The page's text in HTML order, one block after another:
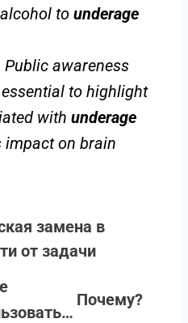
to underage
Public awareness
to highlight
with underage
on brain
замена в
от задачи
Почему?